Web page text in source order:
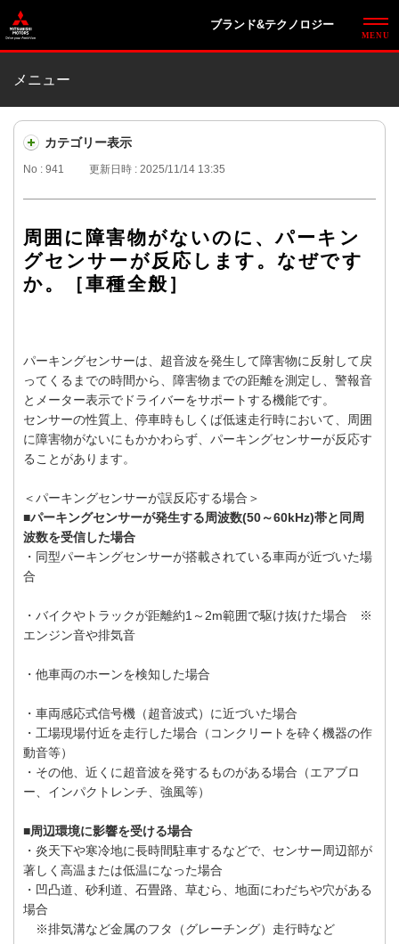
ブランド&テクノロジー
メニュー
カテゴリー表示
No : 941 更新日時 : 2025/11/14 13:35
周囲に障害物がないのに、パーキン
グセンサーが反応します。なぜです
か。［車種全般］
パーキングセンサーは、超音波を発生して障害物に反射して戻
ってくるまでの時間から、障害物までの距離を測定し、警報音
とメーター表示でドライバーをサポートする機能です。
センサーの性質上、停車時もしくば低速走行時において、周囲
に障害物がないにもかかわらず、パーキングセンサーが反応す
ることがあります。
＜パーキングセンサーが誤反応する場合＞
■パーキングセンサーが発生する周波数(50～60kHz)帯と同周
波数を受信した場合
・同型パーキングセンサーが搭載されている車両が近づいた場
合
・バイクやトラックが距離約1～2m範囲で駆け抜けた場合 ※
エンジン音や排気音
・他車両のホーンを検知した場合
・車両感応式信号機（超音波式）に近づいた場合
・工場現場付近を走行した場合（コンクリートを砕く機器の作
動音等）
・その他、近くに超音波を発するものがある場合（エアブロ
ー、インパクトレンチ、強風等）
■周辺環境に影響を受ける場合
・炎天下や寒冷地に長時間駐車するなどで、センサー周辺部が
著しく高温または低温になった場合
・凹凸道、砂利道、石畳路、草むら、地面にわだちや穴がある
場合
※排気溝など金属のフタ（グレーチング）走行時など